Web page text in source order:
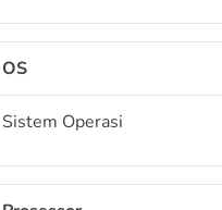
OS
Sistem Operasi